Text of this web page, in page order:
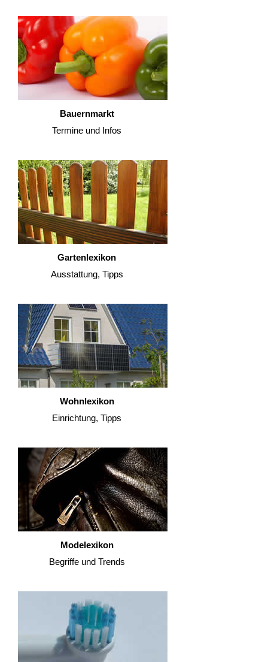
Bauernmarkt
Termine und Infos
Gartenlexikon
Ausstattung, Tipps
Wohnlexikon
Einrichtung, Tipps
Modelexikon
Begriffe und Trends